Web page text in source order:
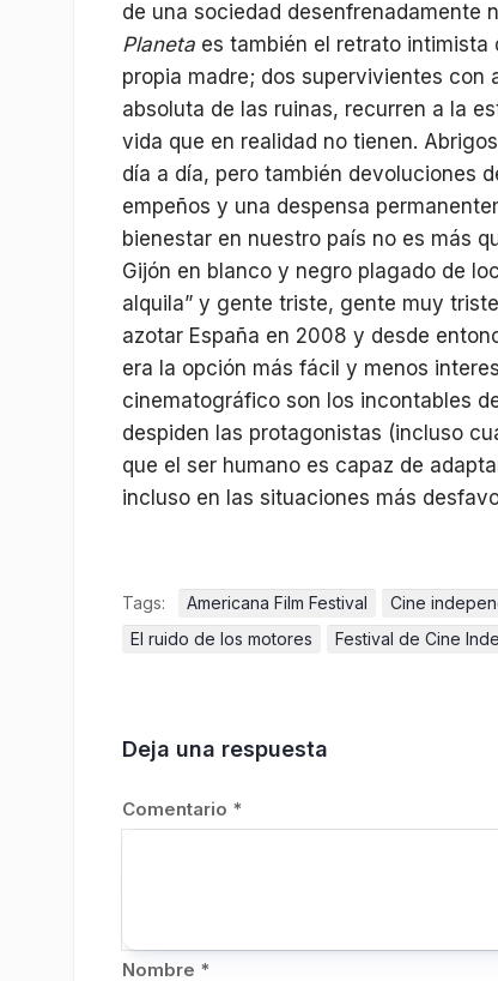
de una sociedad desenfrenadamente
Planeta es también el retrato intimista
propia madre; dos supervivientes con
absoluta de las ruinas, recurren a la
vida que en realidad no tienen.
día a día, pero también devoluciones
empeños y una despensa
bienestar en nuestro país no es más
Gijón en blanco y negro plagado de
alquila” y gente triste, gente muy
azotar España en 2008 y desde
era la opción más fácil y menos
cinematográfico son los incontables
despiden las protagonistas (incluso
que el ser humano es capaz de
incluso en las situaciones más
Tags: Americana Film Festival Cine
El ruido de los motores
Festival de Cine
Deja una respuesta
Comentario *
Nombre *